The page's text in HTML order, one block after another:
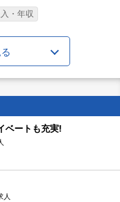
・年収
ベートも充実!
人